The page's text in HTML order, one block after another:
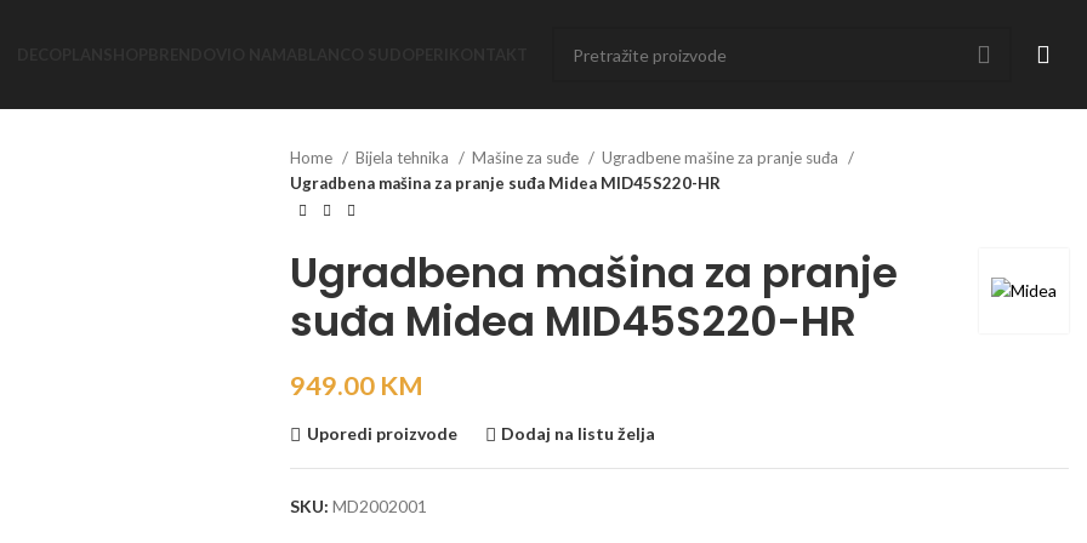
Home
Bijela tehnika Mašine za suđe
Ugradbene mašine za pranje suđa
Ugradbena mašina za pranje suđa Midea MID45S220-HR
Ugradbena mašina za pranje
suđa Midea MID45S220-HR
949.00 KM
Uporedi proizvode Dodaj na listu želja
SKU: MD2002001